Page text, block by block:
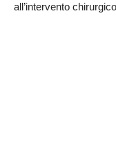
all’intervento